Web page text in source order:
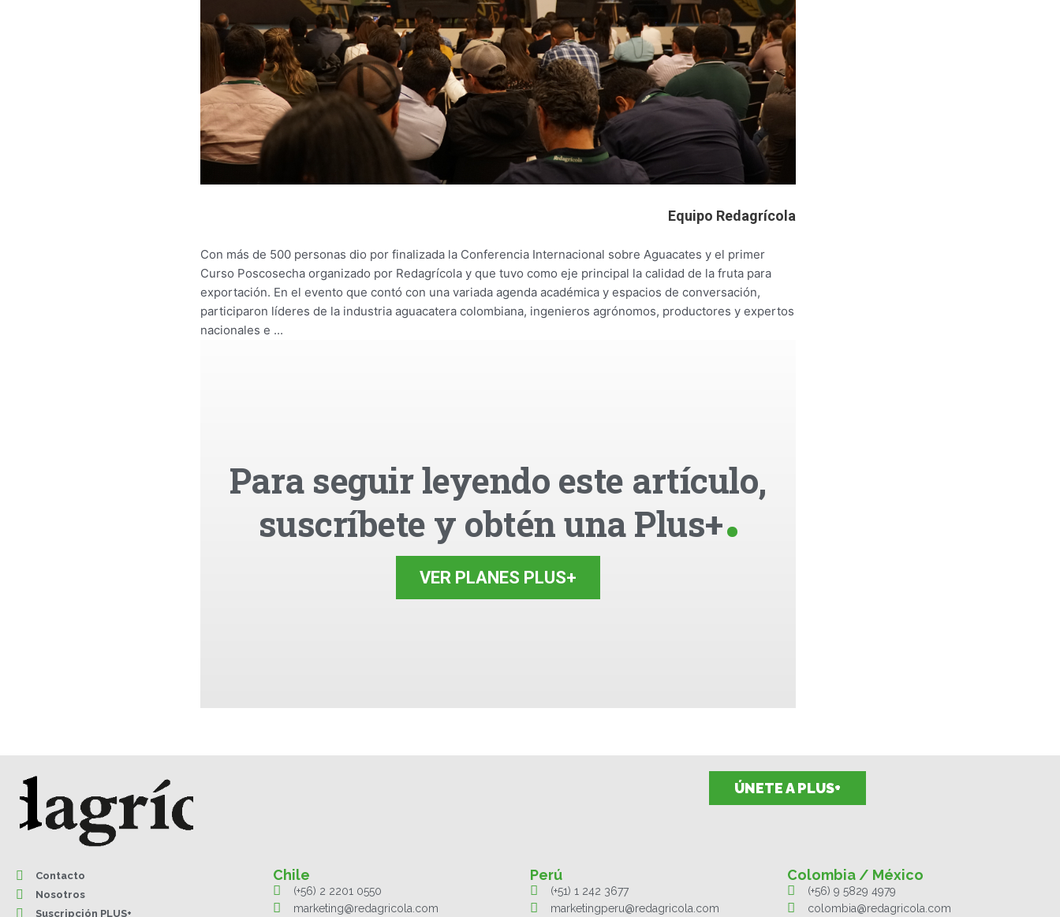
Equipo Redagrícola
Con más de 500 personas dio por finalizada la Conferencia Internacional sobre Aguacates y el primer
Curso Poscosecha organizado por Redagrícola y que tuvo como eje principal la calidad de la fruta para
exportación. En el evento que contó con una variada agenda académica y espacios de conversación,
participaron líderes de la industria aguacatera colombiana, ingenieros agrónomos, productores y expertos
nacionales e ...
Para seguir leyendo este artículo,
suscríbete y obtén una Plus+
VER PLANES PLUS+
ÚNETE A PLUS+
Contacto
Nosotros
Suscripción PLUS+
Chile
(+56) 2 2201 0550
marketing@redagricola.com
Perú
(+51) 1 242 3677
marketingperu@redagricola.com
Colombia / México
(+56) 9 5829 4979
colombia@redagricola.com